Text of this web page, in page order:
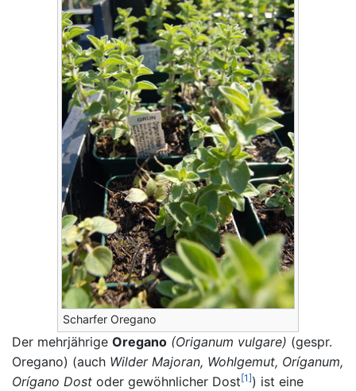
Scharfer Oregano
Der mehrjährige Oregano (Origanum vulgare) (gespr.
Oregano) (auch Wilder Majoran, Wohlgemut, Oríganum,
Orígano Dost oder gewöhnlicher Dost[1]) ist eine